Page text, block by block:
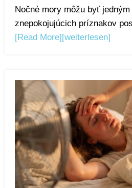
Nočné mory môžu byť
znepokojujúcich príznakov
[Read More][weiterlesen]